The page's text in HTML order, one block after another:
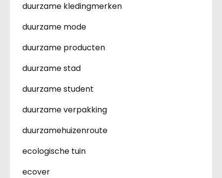
duurzame kledingmerken
duurzame mode
duurzame producten
duurzame stad
duurzame student
duurzame verpakking
duurzamehuizenroute
ecologische tuin
ecover